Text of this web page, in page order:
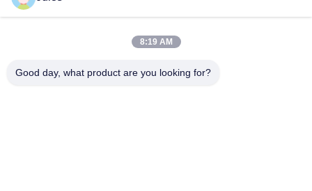
Τηλέφωνο
8:19 AM
Good day, what product are you looking for?